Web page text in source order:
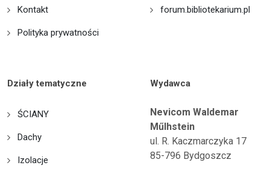
Kontakt
Polityka prywatności
forum.bibliotekarium.pl
Działy tematyczne
ŚCIANY
Dachy
Izolacje
Wydawca
Nevicom Waldemar
Műlhstein
ul. R. Kaczmarczyka 17
85-796 Bydgoszcz